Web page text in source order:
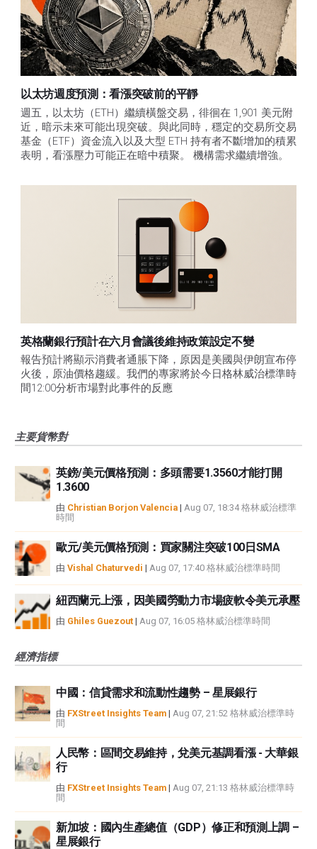
以太坊週度預測：看漲突破前的平靜
週五，以太坊（ETH）繼續橫盤交易，徘徊在 1,901 美元附
近，暗示未來可能出現突破。與此同時，穩定的交易所交易
基金（ETF）資金流入以及大型 ETH 持有者不斷增加的積累
表明，看漲壓力可能正在暗中積聚。 機構需求繼續增強。
英格蘭銀行預計在六月會議後維持政策設定不變
報告預計將顯示消費者通脹下降，原因是美國與伊朗宣布停
火後，原油價格趨緩。我們的專家將於今日格林威治標準時
間12:00分析市場對此事件的反應
主要貨幣對
英鎊/美元價格預測：多頭需要1.3560才能打開
1.3600
由 Christian Borjon Valencia | Aug 07, 18:34 格林威治標準
時間
歐元/美元價格預測：買家關注突破100日SMA
由 Vishal Chaturvedi | Aug 07, 17:40 格林威治標準時間
紐西蘭元上漲，因美國勞動力市場疲軟令美元承壓
由 Ghiles Guezout | Aug 07, 16:05 格林威治標準時間
經濟指標
中國：信貸需求和流動性趨勢 – 星展銀行
由 FXStreet Insights Team | Aug 07, 21:52 格林威治標準時
間
人民幣：區間交易維持，兌美元基調看漲 - 大華銀
行
由 FXStreet Insights Team | Aug 07, 21:13 格林威治標準時
間
新加坡：國內生產總值（GDP）修正和預測上調 –
星展銀行